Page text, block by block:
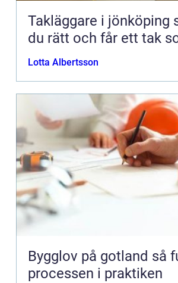
Takläggare i jönköping så väljer
du rätt och får ett tak
Lotta Albertsson
Bygglov på gotland så fungerar
processen i praktiken